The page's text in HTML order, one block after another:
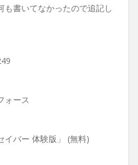
書いてなかったので追記し
ォース
イバー 体験版」 (無料)